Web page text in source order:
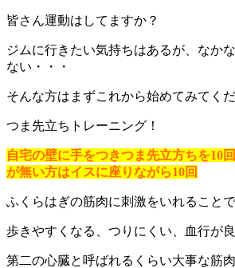
皆さん運動はしてますか？
ジムに行きたい気持ちはあるが、なか
ない・・・
そんな方はまずこれから始めてみてくだ
つま先立ちトレーニング！
自宅の壁に手をつきつま先立方ちを10回
が無い方はイスに座りながら10回
ふくらはぎの筋肉に刺激をいれることで
歩きやすくなる、つりにくい、血行が
第二の心臓と呼ばれるくらい大事な筋肉